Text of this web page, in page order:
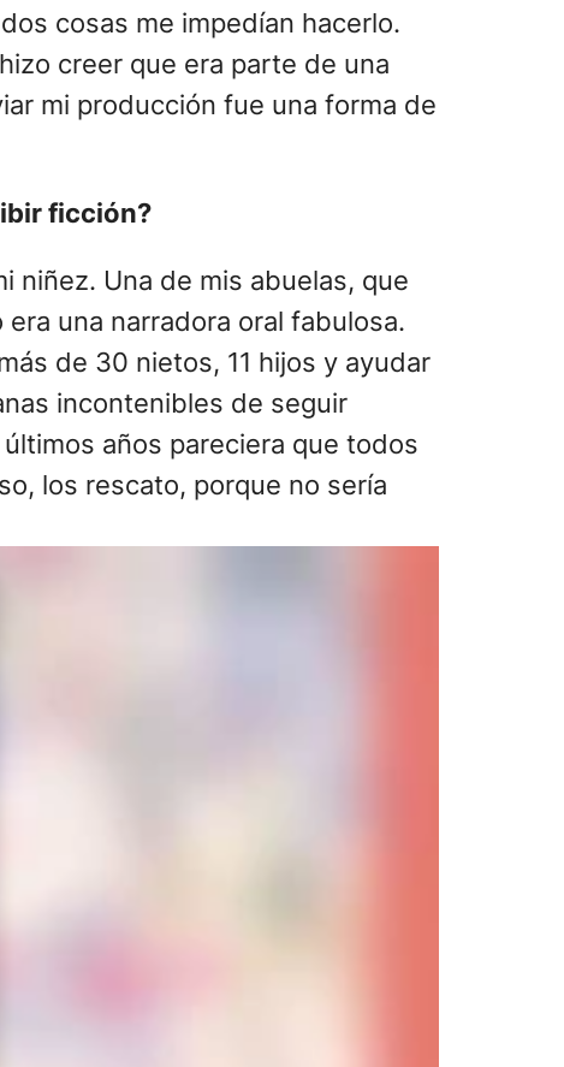
cosas me impedían hacerlo.
creer que era parte de una
mi producción fue una forma de
ficción?
Una de mis abuelas, que
una narradora oral fabulosa.
de 30 nietos, 11 hijos y ayudar
incontenibles de seguir
años pareciera que todos
los rescato, porque no sería